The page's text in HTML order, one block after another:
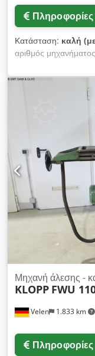
Πληροφορίες
Κατάσταση: καλή
αριθμός
Τεχνικά
(διαμήκης) / Y
mm - Διαστάσεις
εργαλείου: ISO 40 -
Διαδρομή πινόλας
Απόσταση κάθετης
Στροφές άξονα
X, Y και Z - Ταχεία
κάθετη κεφαλή
Περιστρεφόμενος
ψυκτικού υγρού -
τοποθέτησης περ.:
περ.: 2200 kg -
εργαλείων με
Velen 1.833 km
Μηχανή άλεσης -
KLOPP FWU
Πληροφορίες